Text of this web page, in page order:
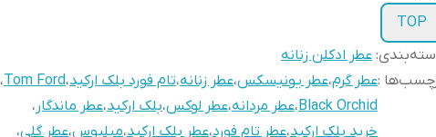
TOP
: عطر ادکلن زنانه
:عطر گرم،عطر یونیسکس،عطر زنانه،تام فورد بلک ارکید،Tom Ford،
Black Orchid،عطر مردانه،عطر لوکس،بلک ارکید،عطر ماندگار ،
خرید بلک ارکید،عطر تام فورد،عطر بلک ارکید،میلیوس،عطر گلی،